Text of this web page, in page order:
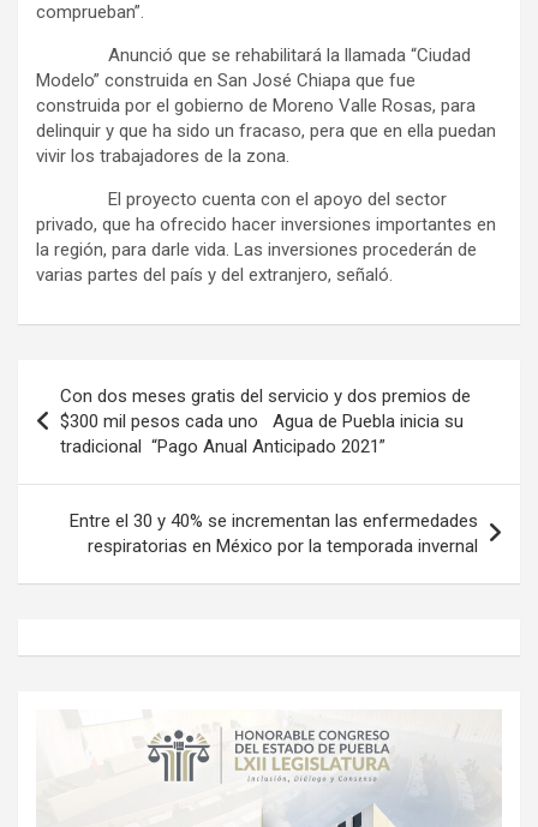
comprueban”.
Anunció que se rehabilitará la llamada “Ciudad
Modelo” construida en San José Chiapa que fue
construida por el gobierno de Moreno Valle Rosas, para
delinquir y que ha sido un fracaso, pera que en ella puedan
vivir los trabajadores de la zona.
El proyecto cuenta con el apoyo del sector
privado, que ha ofrecido hacer inversiones importantes en
la región, para darle vida. Las inversiones procederán de
varias partes del país y del extranjero, señaló.
de
entradas
Con dos meses gratis del servicio y dos premios de
$300 mil pesos cada uno Agua de Puebla inicia su
tradicional “Pago Anual Anticipado 2021”
Entre el 30 y 40% se incrementan las enfermedades
respiratorias en México por la temporada invernal